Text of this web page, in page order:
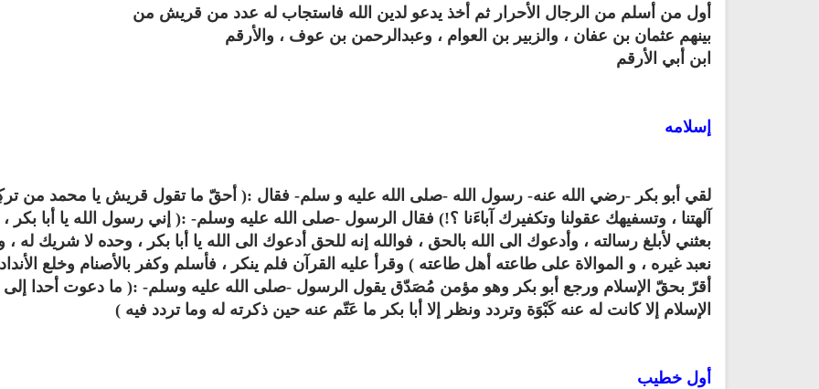
أول من أسلم من الرجال الأحرار ثم أخذ يدعو لدين الله فاستجاب له عدد من قريش من
بينهم عثمان بن عفان ، والزبير بن العوام ، وعبدالرحمن بن عوف ، والأرقم
ابن أبي الأرقم
إسلامه
لقي أبو بكر -رضي الله عنه- رسول الله -صلى الله عليه و سلم- فقال :( أحقّ ما تقول قريش يا محمد من
آلهتنا ، وتسفيهك عقولنا وتكفيرك آباءَنا ؟!) فقال الرسول -صلى الله عليه وسلم- :( إني رسول الله يا أبا بكر ،
بعثني لأبلغ رسالته ، وأدعوك الى الله بالحق ، فوالله إنه للحق أدعوك الى الله يا أبا بكر ، وحده لا شريك له ،
نعبد غيره ، و الموالاة على طاعته أهل طاعته ) وقرأ عليه القرآن فلم ينكر ، فأسلم وكفر بالأصنام وخلع
أقرّ بحقّ الإسلام ورجع أبو بكر وهو مؤمن مُصَدّق يقول الرسول -صلى الله عليه وسلم- :( ما دعوت أحدا إلى
الإسلام إلا كانت له عنه كَبْوَة وتردد ونظر إلا أبا بكر ما عَتّم عنه حين ذكرته له وما تردد فيه )
أول خطيب
تلاوة جديدة للشيخ مشاري
العفاسي تهتز لها القلوب
تلاوات منوعة ترجمة معاني القرآن صوت الى اللغة
التاميلية
الترجمات الصوتية لمعاني
الترجمة الصوتية لمعاني القرآن الى
اللغة الفارسية
الترجمات الصوتية لمعاني
القرآن Mp3
ترجمة معاني القرآن
اللغة
الترجمات الصوتية